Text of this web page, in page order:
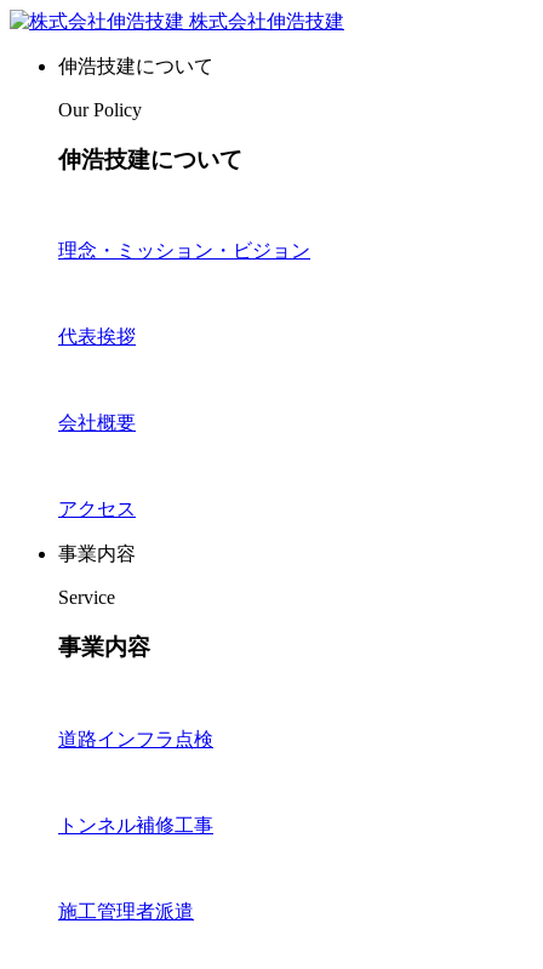
株式会社伸浩技建
伸浩技建について
Our Policy
伸浩技建について
理念・ミッション・ビジョン
代表挨拶
会社概要
アクセス
事業内容
Service
事業内容
道路インフラ点検
トンネル補修工事
施工管理者派遣